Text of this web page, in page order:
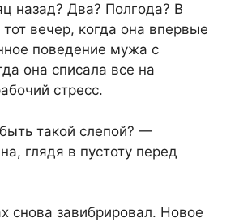
назад? Два? Полгода? В
вечер, когда она впервые
поведение мужа с
она списала все на
стресс.
такой слепой? —
глядя в пустоту перед
снова завибрировал. Новое